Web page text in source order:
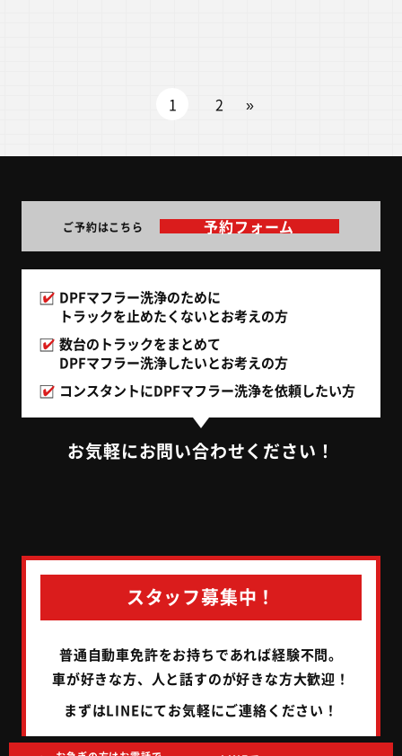
1 2 »
DPFマフラー洗浄のために
トラックを止めたくないとお考えの方
数台のトラックをまとめて
DPFマフラー洗浄したいとお考えの方
コンスタントにDPFマフラー洗浄を依頼したい方
お気軽にお問い合わせください！
ご予約はこちら 予約フォーム
スタッフ募集中！
普通自動車免許をお持ちであれば経験不問。
車が好きな方、人と話すのが好きな方大歓迎！
まずはLINEにてお気軽にご連絡ください！